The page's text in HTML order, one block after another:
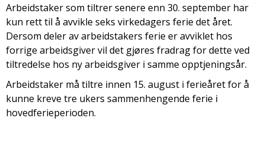
Arbeidstaker som tiltrer senere enn 30. september har
kun rett til å avvikle seks virkedagers ferie det året.
Dersom deler av arbeidstakers ferie er avviklet hos
forrige arbeidsgiver vil det gjøres fradrag for dette ved
tiltredelse hos ny arbeidsgiver i samme opptjeningsår.
Arbeidstaker må tiltre innen 15. august i ferieåret for å
kunne kreve tre ukers sammenhengende ferie i
hovedferieperioden.